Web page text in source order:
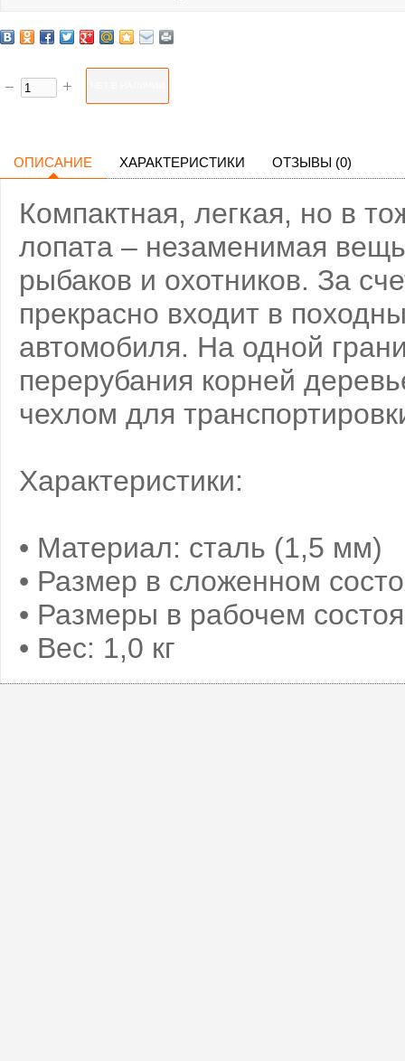
ОПИСАНИЕ ХАРАКТЕРИСТИКИ ОТЗЫВЫ (0)
Компактная, легкая, но в
лопата – незаменимая
рыбаков и охотников. За
прекрасно входит в
автомобиля. На одной
перерубания корней
чехлом для
Характеристики:
• Материал: сталь (1,5 мм)
• Размер в сложенном
• Размеры в рабочем
• Вес: 1,0 кг